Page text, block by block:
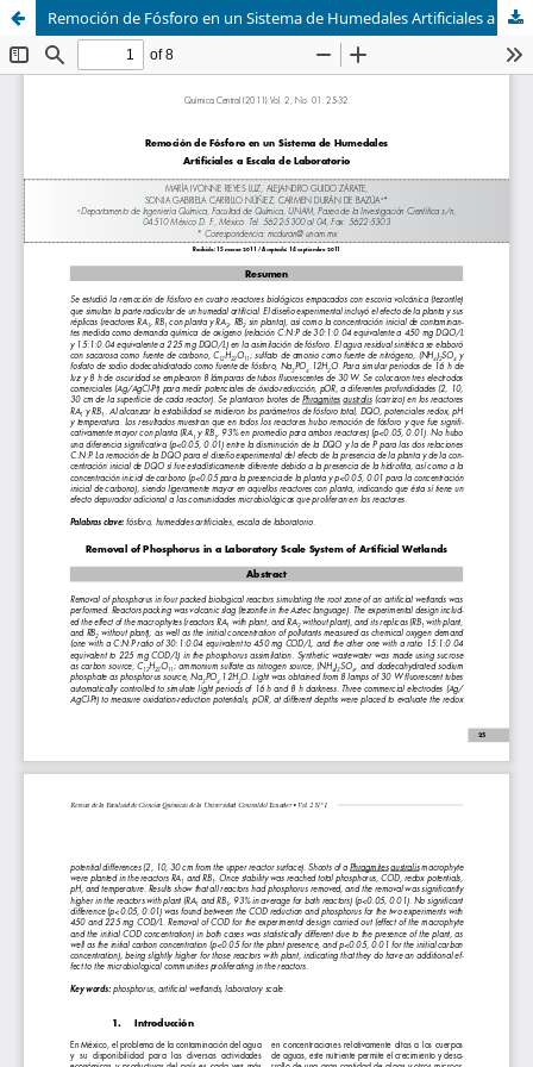
Remoción de Fósforo en un Sistema de Humedales Artificiales a Escala de Laboratorio